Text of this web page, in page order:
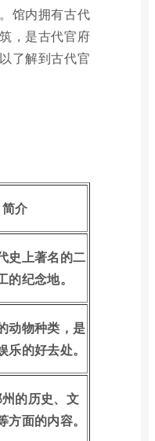
馆内拥有古代
，是古代官府
了解到古代官
简介
史上著名的二
的纪念地。
动物种类，是
乐的好去处。
的历史、文
方面的内容。